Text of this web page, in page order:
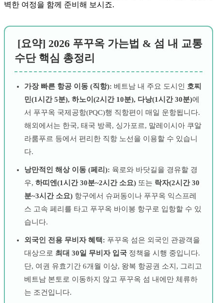
벽한 여정을 함께 준비해 보시죠.
[요약] 2026 푸꾸옥 가는법 & 섬 내 교통
수단 핵심 총정리
가장 빠른 항공 이동 (직항): 베트남 내 주요 도시인 호찌
민(1시간 5분), 하노이(2시간 10분), 다낭(1시간 30분)에
서 푸꾸옥 국제공항(PQC)행 직항편이 매일 운항됩니다.
해외에서는 한국, 태국 방콕, 싱가포르, 말레이시아 쿠알
라룸푸르 등에서 편리한 직항 노선을 이용할 수 있습니
다.
낭만적인 해상 이동 (페리): 육로와 바닷길을 경유할 경
우, 하띠엔(1시간 30분~2시간 소요) 또는 락자(2시간 30
분~3시간 소요) 항구에서 슈퍼동이나 푸꾸옥 익스프레
스 고속 페리를 타고 푸꾸옥 바이봉 항구로 입항할 수 있
습니다.
외국인 전용 무비자 혜택: 푸꾸옥 섬은 외국인 관광객을
대상으로 최대 30일 무비자 입국 정책을 시행 중입니다.
단, 여권 유효기간 6개월 이상, 왕복 항공권 소지, 그리고
베트남 본토로 이동하지 않고 푸꾸옥 섬 내에만 체류하
는 조건입니다.